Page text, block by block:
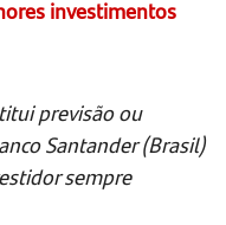
investimentos
previsão ou
Santander (Brasil)
sempre